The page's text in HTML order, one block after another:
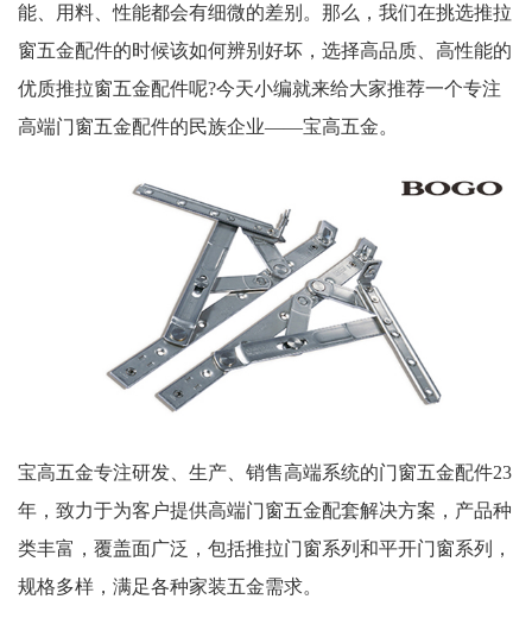
能、用料、性能都会有细微的差别。那么，我们在挑选推拉
窗五金配件的时候该如何辨别好坏，选择高品质、高性能的
优质推拉窗五金配件呢?今天小编就来给大家推荐一个专注
高端门窗五金配件的民族企业——宝高五金。
宝高五金专注研发、生产、销售高端系统的门窗五金配件23
年，致力于为客户提供高端门窗五金配套解决方案，产品种
类丰富，覆盖面广泛，包括推拉门窗系列和平开门窗系列，
规格多样，满足各种家装五金需求。